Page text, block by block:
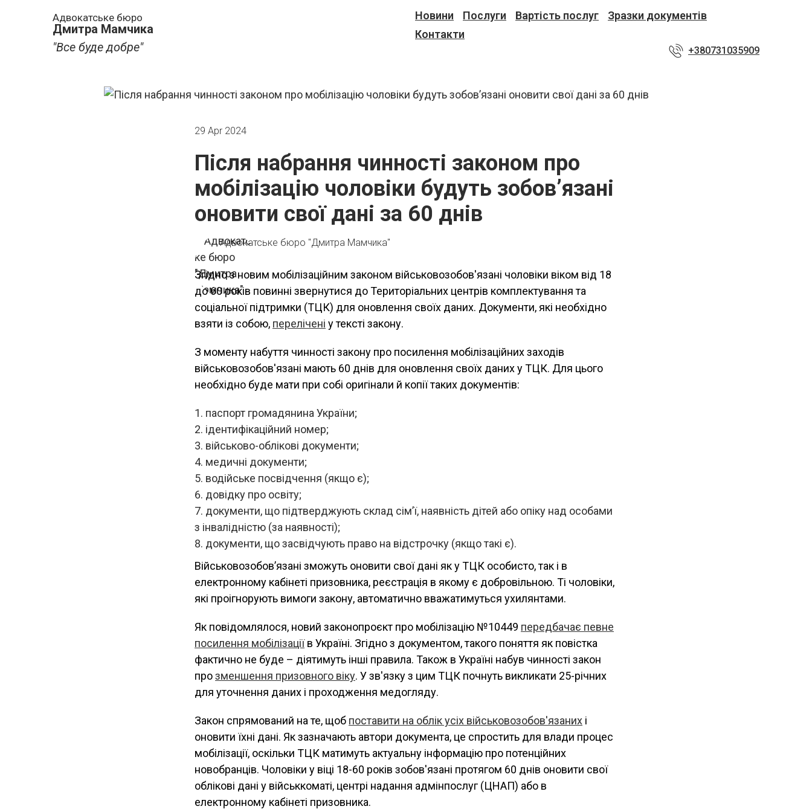
Адвокатське бюро
Дмитра Мамчика
"Все буде добре"
Новини Послуги Вартість послуг
Зразки документів
Контакти
+380731035909
29 Apr 2024
Після набрання чинності законом про
мобілізацію чоловіки будуть зобов’язані
оновити свої дані за 60 днів
Адвокатське бюро "Дмитра Мамчика"
Згідно з новим мобілізаційним законом військовозобов'язані чоловіки віком від 18
до 60 років повинні звернутися до Територіальних центрів комплектування та
соціальної підтримки (ТЦК) для оновлення своїх даних. Документи, які необхідно
взяти із собою, перелічені у тексті закону.
З моменту набуття чинності закону про посилення мобілізаційних заходів
військовозобов'язані мають 60 днів для оновлення своїх даних у ТЦК. Для цього
необхідно буде мати при собі оригінали й копії таких документів:
паспорт громадянина України;
ідентифікаційний номер;
військово-облікові документи;
медичні документи;
водійське посвідчення (якщо є);
довідку про освіту;
документи, що підтверджують склад сім’ї, наявність дітей або опіку над особами
з інвалідністю (за наявності);
документи, що засвідчують право на відстрочку (якщо такі є).
Військовозобов’язані зможуть оновити свої дані як у ТЦК особисто, так і в
електронному кабінеті призовника, реєстрація в якому є добровільною. Ті чоловіки,
які проігнорують вимоги закону, автоматично вважатимуться ухилянтами.
Як повідомлялося, новий законопроєкт про мобілізацію №10449 передбачає певне
посилення мобілізаціїв Україні. Згідно з документом, такого поняття як повістка
фактично не буде – діятимуть інші правила. Також в Україні набув чинності закон
прозменшення призовного віку. У зв'язку з цим ТЦК почнуть викликати 25-річних
для уточнення даних і проходження медогляду.
Закон спрямований на те, щоб поставити на облік усіх військовозобов'язаних і
оновити їхні дані. Як зазначають автори документа, це спростить для влади процес
мобілізації, оскільки ТЦК матимуть актуальну інформацію про потенційних
новобранців. Чоловіки у віці 18-60 років зобов'язані протягом 60 днів оновити свої
облікові дані у військкоматі, центрі надання адмінпослуг (ЦНАП) або в
електронному кабінеті призовника.